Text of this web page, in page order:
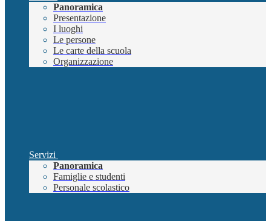
Panoramica
Presentazione
I luoghi
Le persone
Le carte della scuola
Organizzazione
Servizi
Panoramica
Famiglie e studenti
Personale scolastico